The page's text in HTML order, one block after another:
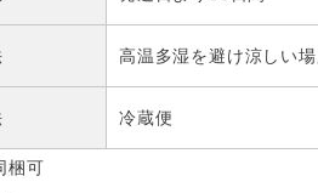
高温多湿を避け涼しい
冷蔵便
梱可